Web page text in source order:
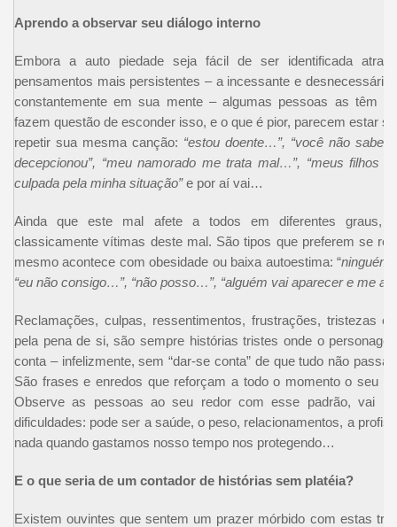
Aprendo a observar seu diálogo interno
Embora a auto piedade seja fácil de ser identificada
pensamentos mais persistentes – a incessante e
constantemente em sua mente – algumas pessoas as têm
fazem questão de esconder isso, e o que é pior, parecem estar
repetir sua mesma canção: “estou doente…”, “você não sabe
decepcionou”, “meu namorado me trata mal…”, “meus filhos
culpada pela minha situação”e por aí vai…
Ainda que este mal afete a todos em diferentes graus,
classicamente vítimas deste mal. São tipos que preferem se
mesmo acontece com obesidade ou baixa autoestima: “ninguém
“eu não consigo…”, “não posso…”, “alguém vai aparecer e me
Reclamações, culpas, ressentimentos, frustrações, tristezas
pela pena de si, são sempre histórias tristes onde o
conta – infelizmente, sem “dar-se conta” de que tudo não
São frases e enredos que reforçam a todo o momento o seu
Observe as pessoas ao seu redor com esse padrão, vai
dificuldades: pode ser a saúde, o peso, relacionamentos, a
nada quando gastamos nosso tempo nos protegendo…
E o que seria de um contador de histórias sem platéia?
Existem ouvintes que sentem um prazer mórbido com estas